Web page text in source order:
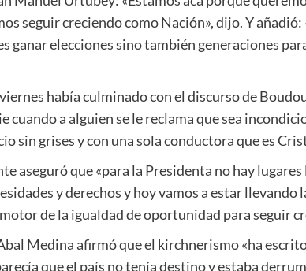
seguir creciendo como Nación», dijo. Y
ganar elecciones sino también generaciones
había culminado con el discurso de
cuando a alguien se le reclama que sea
sin grises y con una sola conductora que es
aseguró que «para la Presidenta no hay
y derechos y hoy vamos a estar
de la igualdad de oportunidad para seguir
Medina afirmó que el kirchnerismo «ha
que el país no tenía destino y estaba